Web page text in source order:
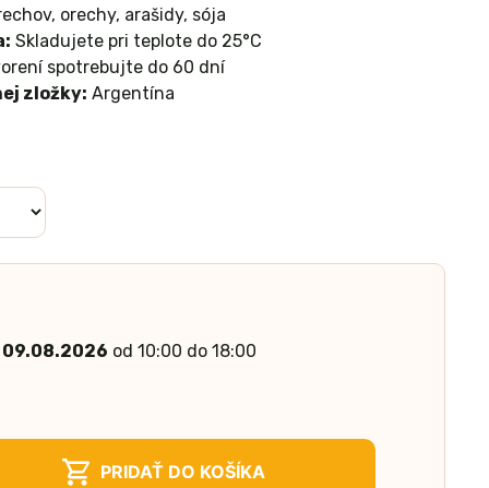
orechy, arašidy, sója
Skladujete pri teplote do 25°C
spotrebujte do 60 dní
zložky: Argentína
09.08.2026 od 10:00 do 18:00
PRIDAŤ DO KOŠÍKA